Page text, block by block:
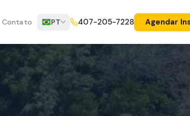
Contato PT 407-205-7228 Agendar